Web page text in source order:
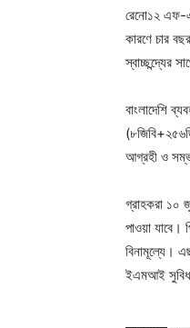
রেনো১২ এফ-এ
কারণে চার
স্বাচ্ছন্দ্যের
বাংলাদেশি
আগ্রহী ও
গ্রাহকরা ১০
পাওয়া যাবে।
বিনামূল্যে।
ইএমআই সুবিধা